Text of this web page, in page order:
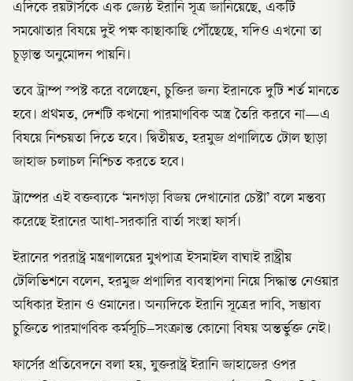
এদিকে রয়টার্সকে এক জ্যেষ্ঠ ইরানি সূত্র জানিয়েছে, একটি
সমঝোতার বিষয়ে দুই পক্ষ কাছাকাছি পৌঁছেছে, যদিও এখনো তা
চূড়ান্ত অনুমোদন পায়নি।
তবে ট্রাম্প স্পষ্ট করে বলেছেন, চুক্তির জন্য ইরানকে দুটি শর্ত মানতে
হবে। প্রথমত, দেশটি কখনো পারমাণবিক অস্ত্র তৈরি করবে না—এ
বিষয়ে নিশ্চয়তা দিতে হবে। দ্বিতীয়ত, হরমুজ প্রণালিতে টোল ছাড়া
জাহাজ চলাচল নিশ্চিত করতে হবে।
ট্রাম্পের এই বক্তব্যকে ‘মনগড়া বিজয় দেখানোর চেষ্টা’ বলে মন্তব্য
করেছে ইরানের আধা-সরকারি বার্তা সংস্থা ফার্স।
ইরানের পররাষ্ট্র মন্ত্রণালয়ের মুখপাত্র ইসমাইল বাঘাই রাষ্ট্রীয়
টেলিভিশনে বলেন, হরমুজ প্রণালির ব্যবস্থাপনা নিয়ে সিদ্ধান্ত নেওয়ার
অধিকার ইরান ও ওমানের। অন্যদিকে ইরানি সূত্রের দাবি, সম্ভাব্য
চুক্তিতে পারমাণবিক কর্মসূচি–সংক্রান্ত কোনো বিষয় অন্তর্ভুক্ত নেই।
ফার্সের প্রতিবেদনে বলা হয়, যুক্তরাষ্ট্র ইরানি জাহাজের ওপর